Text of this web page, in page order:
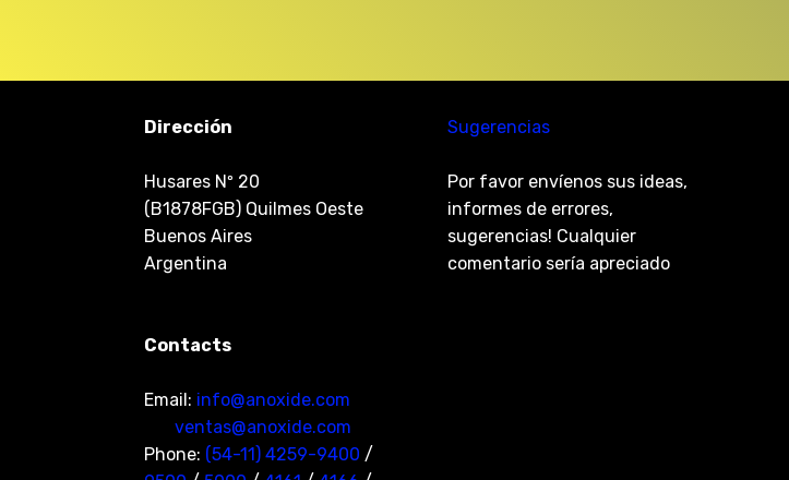
Dirección
Husares Nº 20
(B1878FGB) Quilmes Oeste
Buenos Aires
Argentina
Contacts
Email: info@anoxide.com
ventas@anoxide.com
Phone: (54-11) 4259-9400 /
Sugerencias
Por favor envíenos sus ideas,
informes de errores,
sugerencias! Cualquier
comentario sería apreciado